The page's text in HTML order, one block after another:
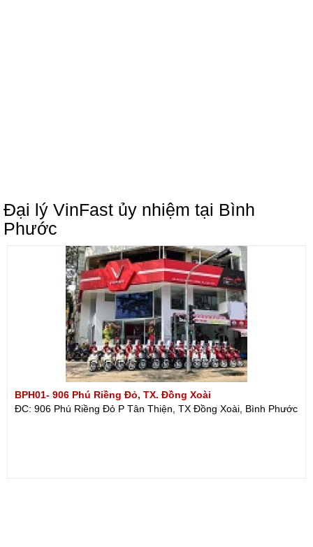
Đại lý VinFast ủy nhiệm tại Bình
Phước
BPH01- 906 Phú Riềng Đỏ, TX. Đồng Xoài
ĐC: 906 Phú Riềng Đỏ P Tân Thiện, TX Đồng Xoài, Bình Phước